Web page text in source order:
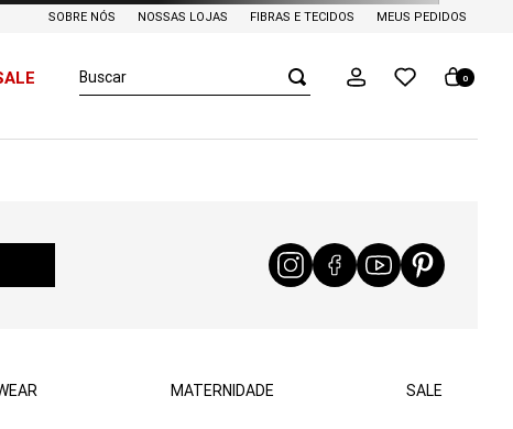
SOBRE NÓS NOSSAS LOJAS FIBRAS E TECIDOS MEUS PEDIDOS
Buscar 0
MATERNIDADE SALE